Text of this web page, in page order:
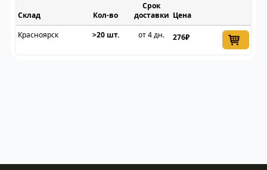
Склад
Срок
доставки Цена
Красноярск
>20 шт. от 4 дн. 276₽